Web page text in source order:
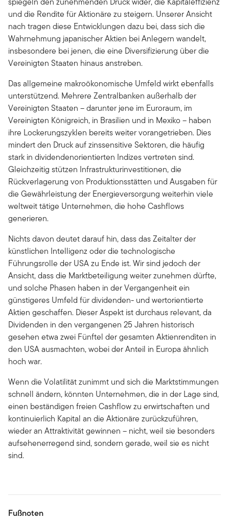
und die Rendite für Aktionäre zu steigern. Unserer Ansicht
nach tragen diese Entwicklungen dazu bei, dass sich die
Wahrnehmung japanischer Aktien bei Anlegern wandelt,
insbesondere bei jenen, die eine Diversifizierung über die
Vereinigten Staaten hinaus anstreben.
Das allgemeine makroökonomische Umfeld wirkt ebenfalls
unterstützend. Mehrere Zentralbanken außerhalb der
Vereinigten Staaten – darunter jene im Euroraum, im
Vereinigten Königreich, in Brasilien und in Mexiko – haben
ihre Lockerungszyklen bereits weiter vorangetrieben. Dies
mindert den Druck auf zinssensitive Sektoren, die häufig
stark in dividendenorientierten Indizes vertreten sind.
Gleichzeitig stützen Infrastrukturinvestitionen, die
Rückverlagerung von Produktionsstätten und Ausgaben für
die Gewährleistung der Energieversorgung weiterhin viele
weltweit tätige Unternehmen, die hohe Cashflows
generieren.
Nichts davon deutet darauf hin, dass das Zeitalter der
künstlichen Intelligenz oder die technologische
Führungsrolle der USA zu Ende ist. Wir sind jedoch der
Ansicht, dass die Marktbeteiligung weiter zunehmen dürfte,
und solche Phasen haben in der Vergangenheit ein
günstigeres Umfeld für dividenden- und wertorientierte
Aktien geschaffen. Dieser Aspekt ist durchaus relevant, da
Dividenden in den vergangenen 25 Jahren historisch
gesehen etwa zwei Fünftel der gesamten Aktienrenditen in
den USA ausmachten, wobei der Anteil in Europa ähnlich
hoch war.
Wenn die Volatilität zunimmt und sich die Marktstimmungen
schnell ändern, könnten Unternehmen, die in der Lage sind,
einen beständigen freien Cashflow zu erwirtschaften und
kontinuierlich Kapital an die Aktionäre zurückzuführen,
wieder an Attraktivität gewinnen – nicht, weil sie besonders
aufsehenerregend sind, sondern gerade, weil sie es nicht
sind.
Fußnoten